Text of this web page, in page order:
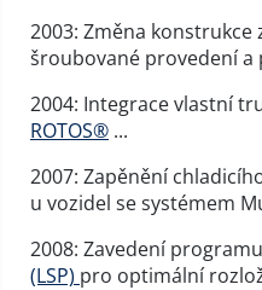
2003: Změna
šroubované provedení a
2004: Integrace vlastní
ROTOS® ...
2007: Zapěnění
u vozidel se systémem
2008: Zavedení programu
(LSP) pro optimální